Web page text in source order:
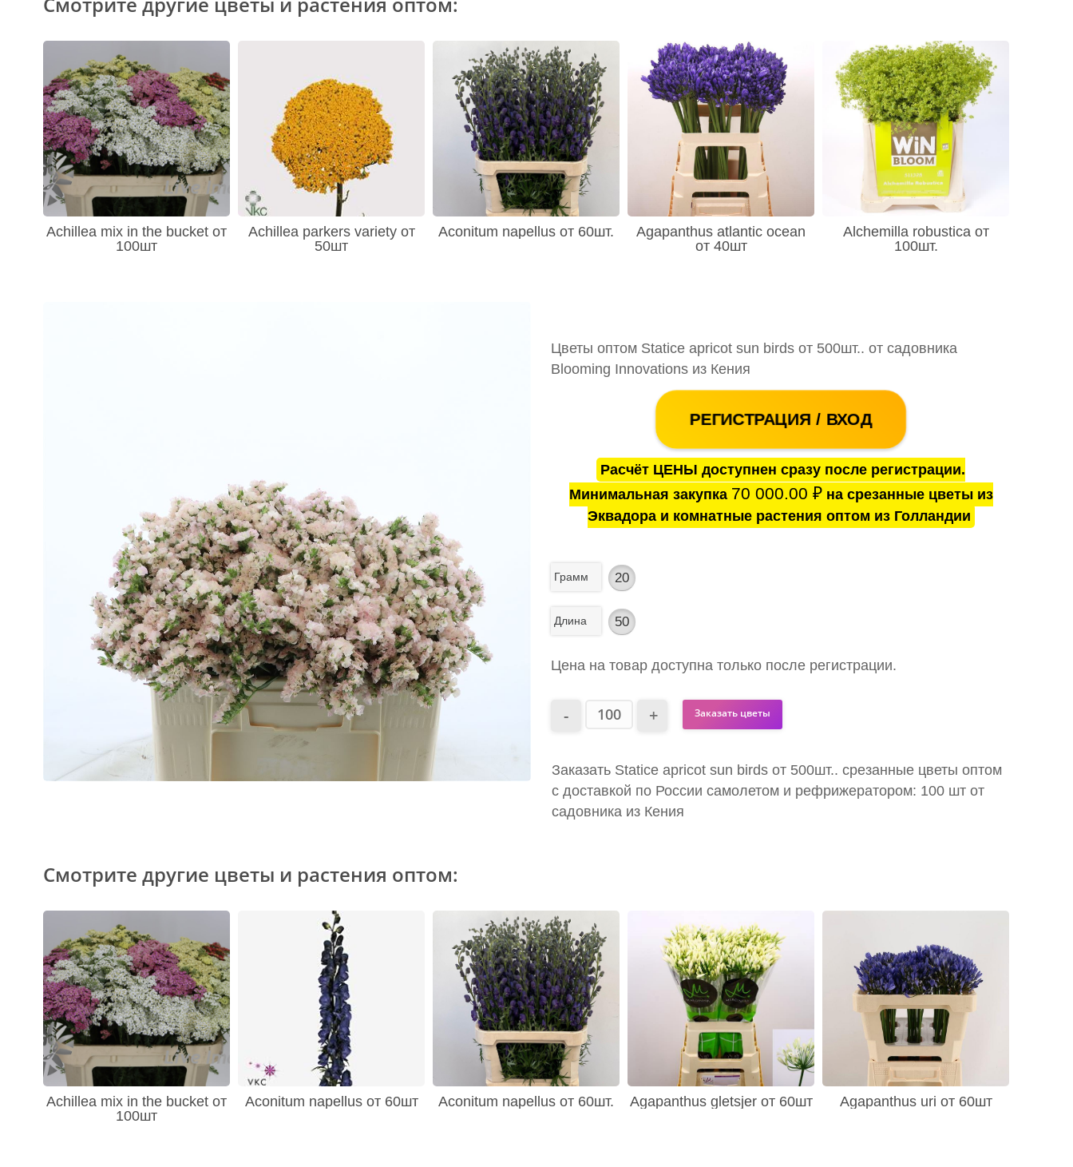
Achillea mix in the bucket от
100шт
Achillea parkers variety от
50шт
Aconitum napellus от 60шт.
Agapanthus atlantic ocean
от 40шт
Alchemilla robustica от
100шт.
Цветы оптом Statice apricot sun birds от 500шт.. от садовника
Blooming Innovations из Кения
РЕГИСТРАЦИЯ / ВХОД
Расчёт ЦЕНЫ доступнен сразу после регистрации.
Минимальная закупка 70 000.00 ₽на срезанные цветы из
Эквадора и комнатные растения оптом из Голландии
Грамм 20
Длина 50
Цена на товар доступна только после регистрации.
Заказать цветы
Заказать Statice apricot sun birds от 500шт.. срезанные цветы оптом
с доставкой по России самолетом и рефрижератором: 100 шт от
садовника из Кения
Смотрите другие цветы и растения оптом:
Achillea mix in the bucket от
100шт
Aconitum napellus от 60шт Aconitum napellus от 60шт. Agapanthus gletsjer от 60шт Agapanthus uri от 60шт